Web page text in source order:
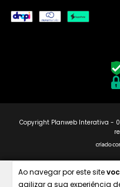
Ao navegar por este site
agilizar a sua experiência
Copyright Planweb Interativa -